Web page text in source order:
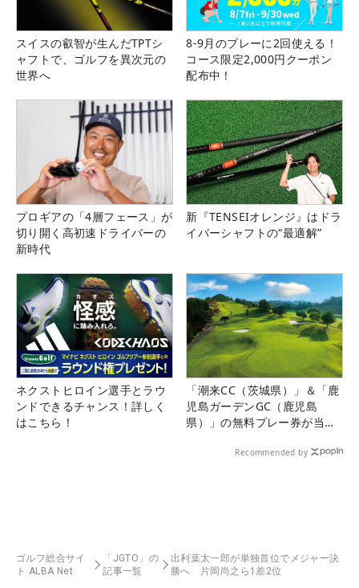
スイスの叡智が生んだTPTシ
ャフトで、ゴルフを異次元の
世界へ
8-9月のプレーに2回使える！
コース限定2,000円クーポン
配布中！
プロギアの「4層フェース」が
切り開く高初速ドライバーの
新時代
新『TENSEIオレンジ』はドラ
イバーシャフトの“最適解”
ネクストヒロイン選手とラウ
ンドできるチャンス！詳しく
はこちら！
「潮来CC（茨城県）」＆「鹿
児島ガーデンGC（鹿児島
県）」の無料プレー券が当た
Recommended by
ゴルフ総合サイ
ト ALBA Net
「JGTO」の
記事一覧
出利葉太一郎が単独首位でメジャー決
勝へ 片岡尚之ら1差2位